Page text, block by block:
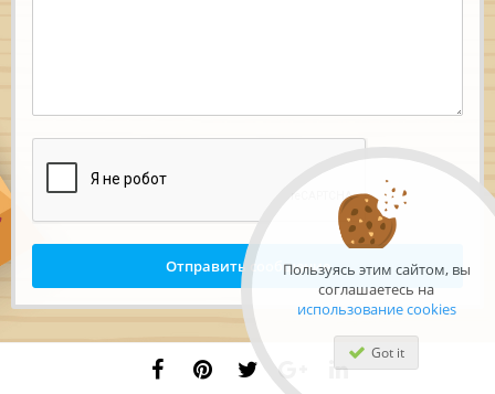
Пользуясь этим сайтом, вы
соглашаетесь на
использование cookies
Got it
Отправить сообщение